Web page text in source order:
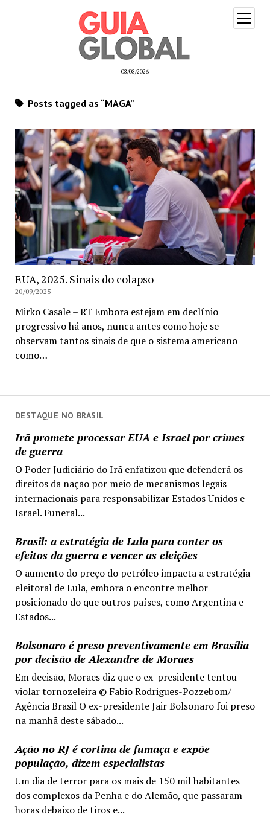
08/08/2026
open
menu
DESTAQUE NO BRASIL
Irã promete processar EUA e Israel por crimes
de guerra
O Poder Judiciário do Irã enfatizou que defenderá os
direitos da nação por meio de mecanismos legais
internacionais para responsabilizar Estados Unidos e
Israel. Funeral...
Brasil: a estratégia de Lula para conter os
efeitos da guerra e vencer as eleições
O aumento do preço do petróleo impacta a estratégia
eleitoral de Lula, embora o encontre melhor
posicionado do que outros países, como Argentina e
Estados...
Bolsonaro é preso preventivamente em Brasília
por decisão de Alexandre de Moraes
Em decisão, Moraes diz que o ex-presidente tentou
violar tornozeleira © Fabio Rodrigues-Pozzebom/
Agência Brasil O ex-presidente Jair Bolsonaro foi preso
na manhã deste sábado...
Ação no RJ é cortina de fumaça e expõe
população, dizem especialistas
Um dia de terror para os mais de 150 mil habitantes
dos complexos da Penha e do Alemão, que passaram
horas debaixo de tiros e...
Posts tagged as “MAGA”
EUA, 2025. Sinais do colapso
20/09/2025
Mirko Casale – RT Embora estejam em declínio
progressivo há anos, nunca antes como hoje se
observam tantos sinais de que o sistema americano
como…